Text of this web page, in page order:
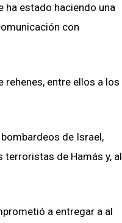
ha estado haciendo una
con
entre ellos a los
de Israel,
terroristas de Hamás y, al
a entregar a al